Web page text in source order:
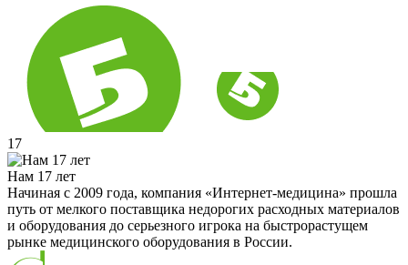
17
Нам 17 лет
Начиная с 2009 года, компания «Интернет-медицина» прошла
путь от мелкого поставщика недорогих расходных материалов
и оборудования до серьезного игрока на быстрорастущем
рынке медицинского оборудования в России.